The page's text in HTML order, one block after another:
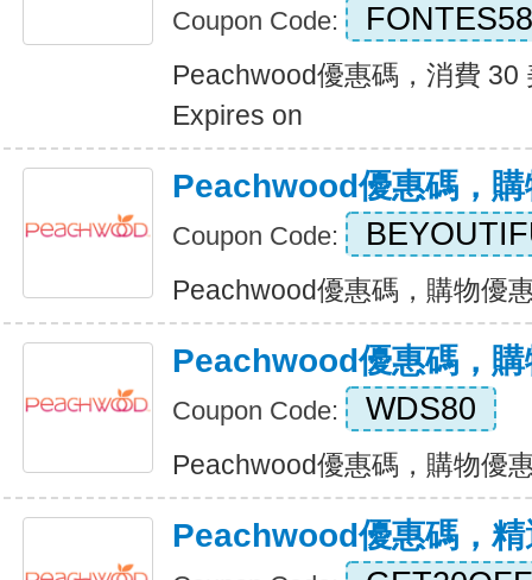
Coupon Code: FONTES58
Peachwood優惠碼，消費 30
Expires on
Peachwood優惠碼，
Coupon Code:
Peachwood優惠碼，購物優
Peachwood優惠碼，
Coupon Code: WDS80
Peachwood優惠碼，購物優
Peachwood優惠碼，